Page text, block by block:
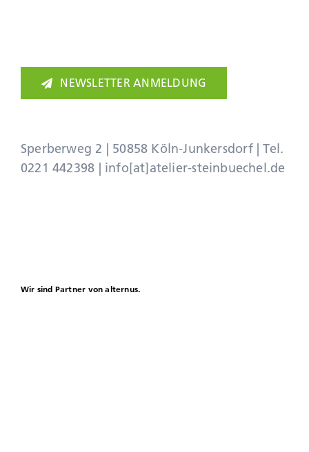
NEWSLETTER ANMELDUNG
Wir sind Partner von alternus.
Sperberweg 2 | 50858 Köln-Junkersdorf | Tel.
0221 442398 | info[at]atelier-steinbuechel.de